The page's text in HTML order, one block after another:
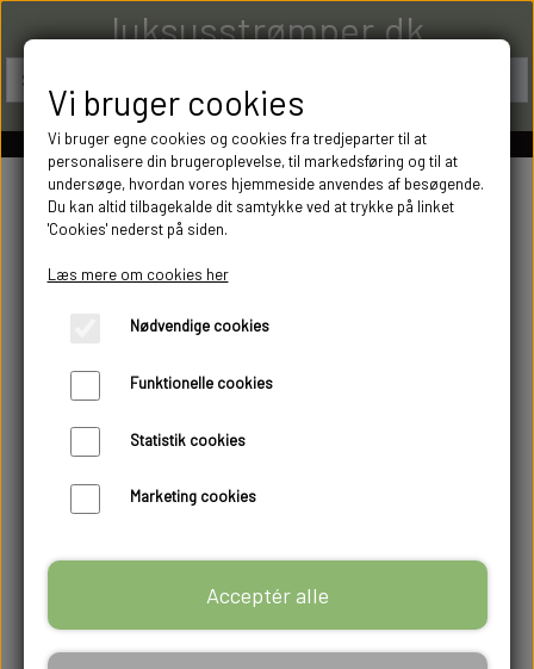
luksusstrømper.dk
Vi bruger cookies
Vi bruger egne cookies og cookies fra tredjeparter til at
personalisere din brugeroplevelse, til markedsføring og til at
undersøge, hvordan vores hjemmeside anvendes af besøgende.
Du kan altid tilbagekalde dit samtykke ved at trykke på linket
'Cookies' nederst på siden.
Læs mere om cookies her
Nødvendige cookies
Funktionelle cookies
Statistik cookies
Marketing cookies
Acceptér alle